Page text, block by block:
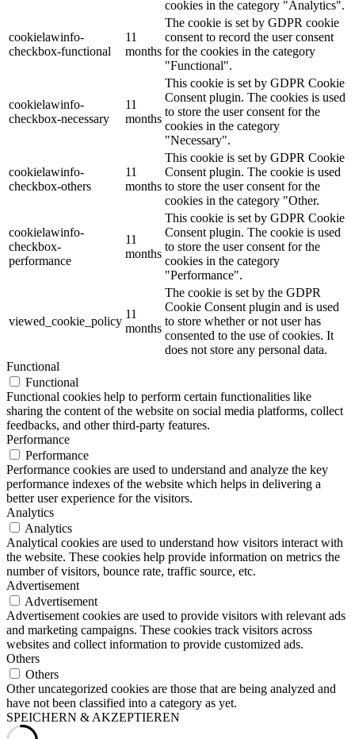
cookies in the category "Analytics".
cookielawinfo-
checkbox-functional
11
months
The cookie is set by GDPR cookie
consent to record the user consent
for the cookies in the category
"Functional".
cookielawinfo-
checkbox-necessary
11
months
This cookie is set by GDPR Cookie
Consent plugin. The cookies is used
to store the user consent for the
cookies in the category
"Necessary".
cookielawinfo-
checkbox-others
11
months
This cookie is set by GDPR Cookie
Consent plugin. The cookie is used
to store the user consent for the
cookies in the category "Other.
cookielawinfo-
checkbox-
performance
11
months
This cookie is set by GDPR Cookie
Consent plugin. The cookie is used
to store the user consent for the
cookies in the category
"Performance".
viewed_cookie_policy
11
months
The cookie is set by the GDPR
Cookie Consent plugin and is used
to store whether or not user has
consented to the use of cookies. It
does not store any personal data.
Functional
Functional
Functional cookies help to perform certain functionalities like
sharing the content of the website on social media platforms, collect
feedbacks, and other third-party features.
Performance
Performance
Performance cookies are used to understand and analyze the key
performance indexes of the website which helps in delivering a
better user experience for the visitors.
Analytics
Analytics
Analytical cookies are used to understand how visitors interact with
the website. These cookies help provide information on metrics the
number of visitors, bounce rate, traffic source, etc.
Advertisement
Advertisement
Advertisement cookies are used to provide visitors with relevant ads
and marketing campaigns. These cookies track visitors across
websites and collect information to provide customized ads.
Others
Others
Other uncategorized cookies are those that are being analyzed and
have not been classified into a category as yet.
SPEICHERN & AKZEPTIEREN